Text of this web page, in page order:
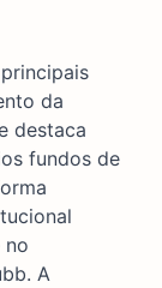
da
destaca
fundos de
no
A